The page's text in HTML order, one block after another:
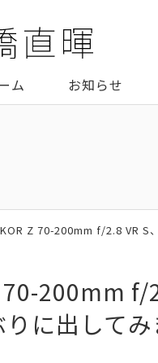
ム お知らせ
Z 70-200mm f/2.8 VR S
70-200mm
に出して